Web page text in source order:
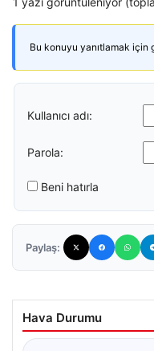
Bu konuyu yanıtlamak için
Kullanıcı adı:
Parola:
Beni hatırla
Paylaş:
Hava Durumu